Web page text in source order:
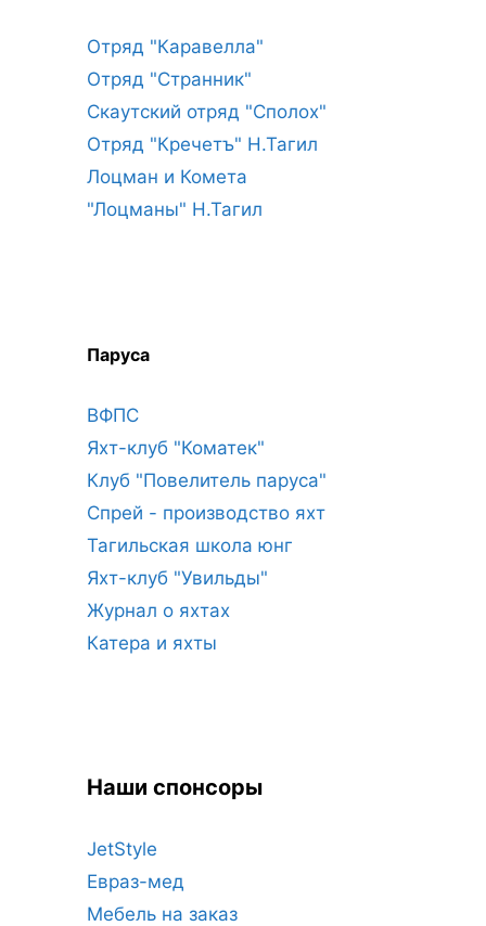
Отряд "Каравелла"
Отряд "Странник"
Скаутский отряд "Сполох"
Отряд "Кречетъ" Н.Тагил
Лоцман и Комета
"Лоцманы" Н.Тагил
Паруса
ВФПС
Яхт-клуб "Коматек"
Клуб "Повелитель паруса"
Спрей - производство яхт
Тагильская школа юнг
Яхт-клуб "Увильды"
Журнал о яхтах
Катера и яхты
Наши спонсоры
JetStyle
Евраз-мед
Мебель на заказ